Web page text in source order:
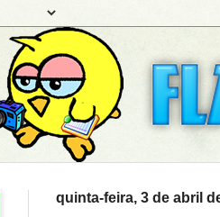
quinta-feira, 3 de abril